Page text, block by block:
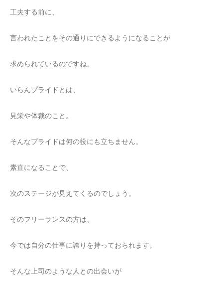
工夫する前に、
言われたことをその通りにできるようになることが
求められているのですね。
いらんプライドとは、
見栄や体裁のこと。
そんなプライドは何の役にも立ちません。
素直になることで、
次のステージが見えてくるのでしょう。
そのフリーランスの方は、
今では自分の仕事に誇りを持っておられます。
そんな上司のような人との出会いが